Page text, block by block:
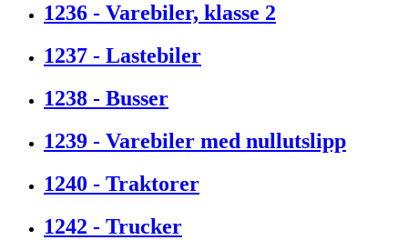
1236 - Varebiler, klasse 2
1237 - Lastebiler
1238 - Busser
1239 - Varebiler med nullutslipp
1240 - Traktorer
1242 - Trucker